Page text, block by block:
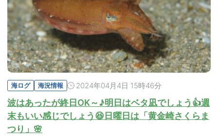
海ログ 海況情報 2024年04月4日 15時46分
波はあったが終日OK～♪明日はベタ凪でしょう👍週
末もいい感じでしょう😆日曜日は「黄金崎さくらま
つり」🌸